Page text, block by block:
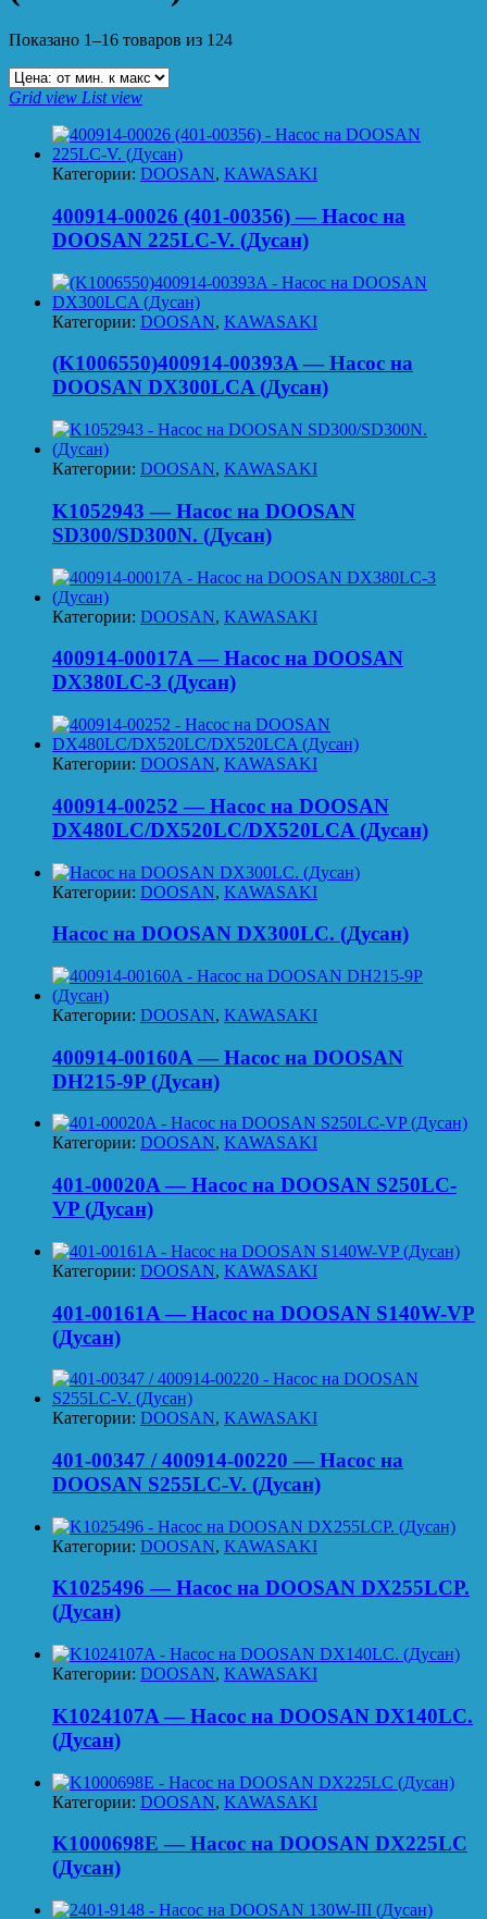
Показано 1–16 товаров из 124
Grid view List view
Категории: DOOSAN, KAWASAKI
400914-00026 (401-00356) — Насос на
DOOSAN 225LC-V. (Дусан)
Категории: DOOSAN, KAWASAKI
(K1006550)400914-00393A — Насос на
DOOSAN DX300LCA (Дусан)
Категории: DOOSAN, KAWASAKI
K1052943 — Насос на DOOSAN
SD300/SD300N. (Дусан)
Категории: DOOSAN, KAWASAKI
400914-00017A — Насос на DOOSAN
DX380LC-3 (Дусан)
Категории: DOOSAN, KAWASAKI
400914-00252 — Насос на DOOSAN
DX480LC/DX520LC/DX520LCA (Дусан)
Категории: DOOSAN, KAWASAKI
Насос на DOOSAN DX300LC. (Дусан)
Категории: DOOSAN, KAWASAKI
400914-00160A — Насос на DOOSAN
DH215-9P (Дусан)
Категории: DOOSAN, KAWASAKI
401-00020A — Насос на DOOSAN S250LC-
VP (Дусан)
Категории: DOOSAN, KAWASAKI
401-00161A — Насос на DOOSAN S140W-VP
(Дусан)
Категории: DOOSAN, KAWASAKI
401-00347 / 400914-00220 — Насос на
DOOSAN S255LC-V. (Дусан)
Категории: DOOSAN, KAWASAKI
K1025496 — Насос на DOOSAN DX255LCP.
(Дусан)
Категории: DOOSAN, KAWASAKI
K1024107A — Насос на DOOSAN DX140LC.
(Дусан)
Категории: DOOSAN, KAWASAKI
K1000698E — Насос на DOOSAN DX225LC
(Дусан)